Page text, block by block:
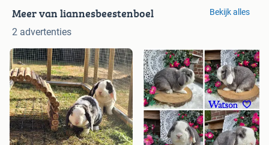
Meer van liannesbeestenboel
2 advertenties
Bekijk alles